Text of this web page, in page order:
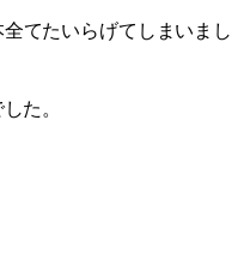
てたいらげてしまいまし
た。